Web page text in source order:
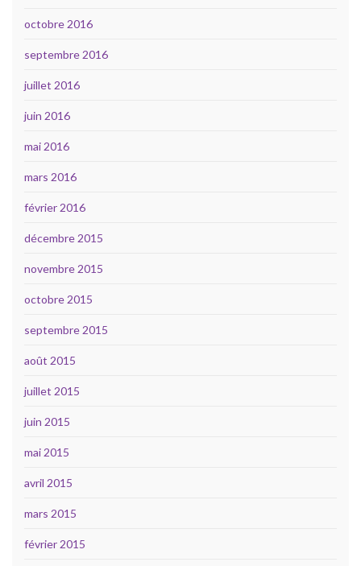
octobre 2016
septembre 2016
juillet 2016
juin 2016
mai 2016
mars 2016
février 2016
décembre 2015
novembre 2015
octobre 2015
septembre 2015
août 2015
juillet 2015
juin 2015
mai 2015
avril 2015
mars 2015
février 2015